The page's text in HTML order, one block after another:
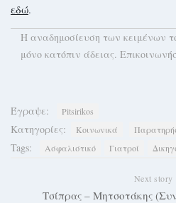
εδώ.
H αναδημοσίευση των κειμένων
μόνο κατόπιν άδειας.
Έγραψε: Pitsirikos
Κατηγορίες: Κοινωνικά
Tags: Ασφαλιστικό Γιατροί
Next story
Τσίπρας – Μητσοτάκης